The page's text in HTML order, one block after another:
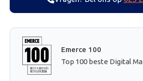
Emerce 100
Top 100 beste Digital